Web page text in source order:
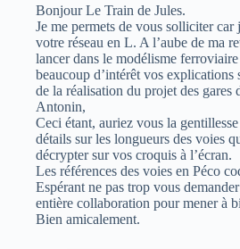
Bonjour Le Train de Jules.
Je me permets de vous solliciter car
votre réseau en L. A l’aube de ma
lancer dans le modélisme
beaucoup d’intérêt vos explications
de la réalisation du projet des gares
Antonin,
Ceci étant, auriez vous la
détails sur les longueurs des voies
décrypter sur vos croquis à l’écran.
Les références des voies en Péco
Espérant ne pas trop vous
entière collaboration pour mener à
Bien amicalement.